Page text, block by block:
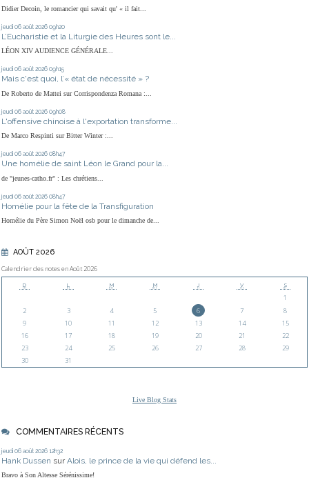
Didier Decoin, le romancier qui savait qu' « il fait...
jeudi 06 août 2026 09h20
L’Eucharistie et la Liturgie des Heures sont le...
LÉON XIV AUDIENCE GÉNÉRALE...
jeudi 06 août 2026 09h15
Mais c'est quoi, l’« état de nécessité » ?
De Roberto de Mattei sur Corrispondenza Romana :...
jeudi 06 août 2026 09h08
L'offensive chinoise à l'exportation transforme...
De Marco Respinti sur Bitter Winter :...
jeudi 06 août 2026 08h47
Une homélie de saint Léon le Grand pour la...
de "jeunes-catho.fr" : Les chrétiens...
jeudi 06 août 2026 08h47
Homélie pour la fête de la Transfiguration
Homélie du Père Simon Noël osb pour le dimanche de...
AOÛT 2026
Calendrier des notes en Août 2026
D L M M J V S
1
2
3 4 5 6 7
8
9
10 11 12 13 14
15
16
17 18 19 20 21
22
23
24 25 26 27 28
29
30
31
Live Blog Stats
COMMENTAIRES RÉCENTS
jeudi 06 août 2026 12h32
Hank Dussen sur Alois, le prince de la vie qui défend les...
Bravo à Son Altesse Sérénissime!